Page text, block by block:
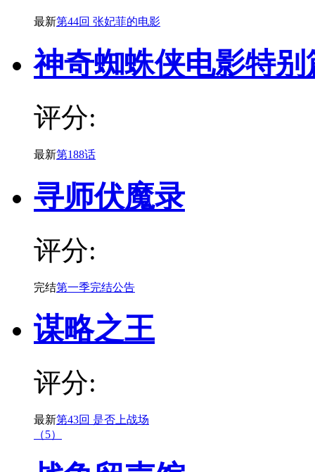
最新第44回 张妃菲的电影
神奇蜘蛛侠电影特别
评分:
最新第188话
寻师伏魔录
评分:
完结第一季完结公告
谋略之王
评分:
最新第43回 是否上战场
（5）